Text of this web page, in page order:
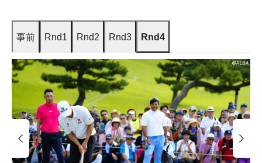
事前 Rnd1 Rnd2 Rnd3 Rnd4